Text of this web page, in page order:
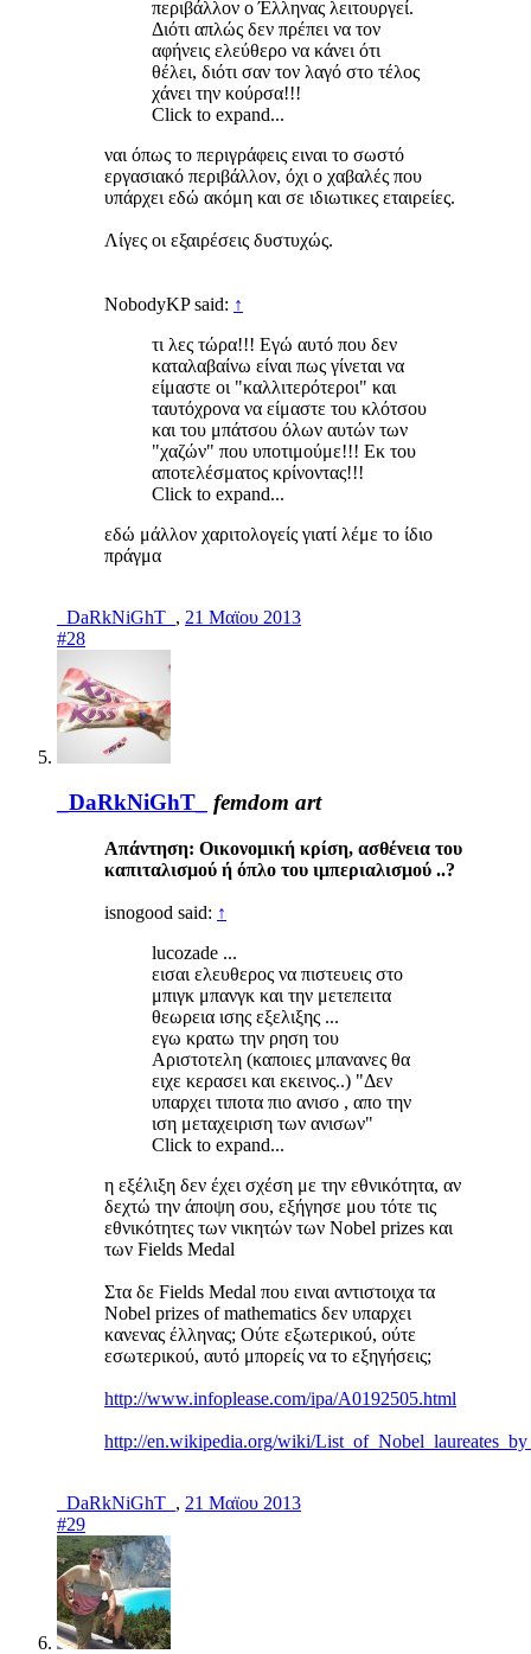
περιβάλλον ο Έλληνας λειτουργεί.
Διότι απλώς δεν πρέπει να τον
αφήνεις ελεύθερο να κάνει ότι
θέλει, διότι σαν τον λαγό στο τέλος
χάνει την κούρσα!!!
Click to expand...
ναι όπως το περιγράφεις ειναι το σωστό
εργασιακό περιβάλλον, όχι ο χαβαλές που
υπάρχει εδώ ακόμη και σε ιδιωτικες εταιρείες.
Λίγες οι εξαιρέσεις δυστυχώς.
NobodyKP said: ↑
τι λες τώρα!!! Εγώ αυτό που δεν
καταλαβαίνω είναι πως γίνεται να
είμαστε οι "καλλιτερότεροι" και
ταυτόχρονα να είμαστε του κλότσου
και του μπάτσου όλων αυτών των
"χαζών" που υποτιμούμε!!! Εκ του
αποτελέσματος κρίνοντας!!!
Click to expand...
εδώ μάλλον χαριτολογείς γιατί λέμε το ίδιο
πράγμα
_DaRkNiGhT_ , 21 Μαϊου 2013
#28
_DaRkNiGhT_ femdom art
Απάντηση: Οικονομική κρίση, ασθένεια του
καπιταλισμού ή όπλο του ιμπεριαλισμού ..?
isnogood said: ↑
lucozade ...
εισαι ελευθερος να πιστευεις στο
μπιγκ μπανγκ και την μετεπειτα
θεωρεια ισης εξελιξης ...
εγω κρατω την ρηση του
Αριστοτελη (καποιες μπανανες θα
ειχε κερασει και εκεινος..) "Δεν
υπαρχει τιποτα πιο ανισο , απο την
ιση μεταχειριση των ανισων"
Click to expand...
η εξέλιξη δεν έχει σχέση με την εθνικότητα, αν
δεχτώ την άποψη σου, εξήγησε μου τότε τις
εθνικότητες των νικητών των Nobel prizes και
των Fields Medal
Στα δε Fields Medal που ειναι αντιστοιχα τα
Nobel prizes of mathematics δεν υπαρχει
κανενας έλληνας; Ούτε εξωτερικού, ούτε
εσωτερικού, αυτό μπορείς να το εξηγήσεις;
http://www.infoplease.com/ipa/A0192505.html
http://en.wikipedia.org/wiki/
_DaRkNiGhT_ , 21 Μαϊου 2013
#29